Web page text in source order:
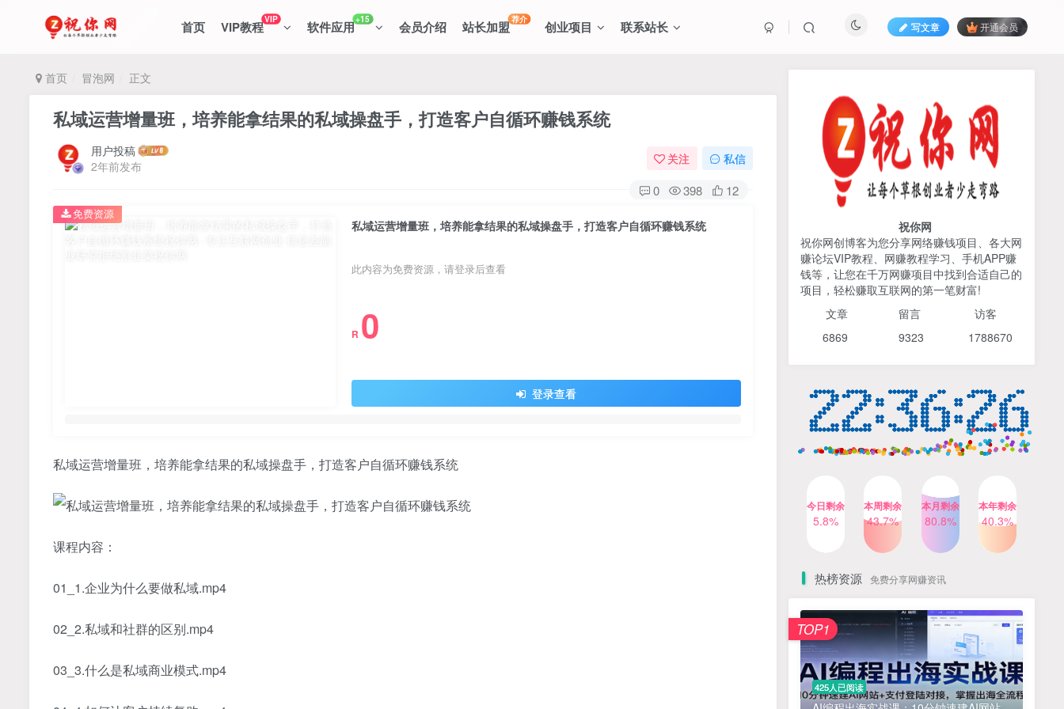
首页 VIP教程VIP 软件应用+15 会员介绍 站长加盟荐介 创业项目 联系站长 写文章 开通会员
首页 冒泡网 正文
私域运营增量班，培养能拿结果的私域操盘手，打造客户自循环赚钱系统
用户投稿
2年前发布
关注 私信
0 398 12
私域运营增量班，培养能拿结果的私域操盘手，打造客户自循环赚钱系统
此内容为免费资源，请登录后查看
R 0
登录查看
免费资源
私域运营增量班，培养能拿结果的私域操盘手，打造客户自循环赚钱系统
课程内容：
01_1.企业为什么要做私域.mp4
02_2.私域和社群的区别.mp4
03_3.什么是私域商业模式.mp4
425人已阅读
AI编程出海实战课：10分钟速建AI网站
+支付登陆对接，掌握出海全流程
TOP1
2026姜胡说流量&商业设
计，把流量转化为留量，设
计自己的商业模式
6个月前 425人已阅读
TOP2
货，以混剪为主，不需要真
小红书笔记带货课，流量电
商新机会，抓住小红书的流
量红利(更新26年2月)
5个月前 419人已阅读
TOP4
AI商业编程智能体开发课：
TOP5
Gemini3.0实战系统课，
Sora2视频实操，从入门到精
通多模态创作
4个月前 416人已阅读
TOP6
1 ? 零加盟费｜红颜搭全国城市代理商招募正式启动！
2 淘宝天猫盈利突破特训营25年12月线下课，系统性的深度剖析电商企业经营之道，打造电商标准化运营体系
3 抓亚马逊漏洞，免去店铺月租，一个流量大竞争小，让你有机会成大卖的赛道
祝你网
祝你网创博客为您分享网络赚钱项目、各大网
赚论坛VIP教程、网赚教程学习、手机APP赚
钱等，让您在千万网赚项目中找到合适自己的
项目，轻松赚取互联网的第一笔财富!
文章 留言 访客
6869 9323 1788670
今日剩余
5.8%
本周剩余
43.7%
本月剩余
80.8%
本年剩余
40.3%
热榜资源 免费分享网赚资讯
425人已阅读
TOP1